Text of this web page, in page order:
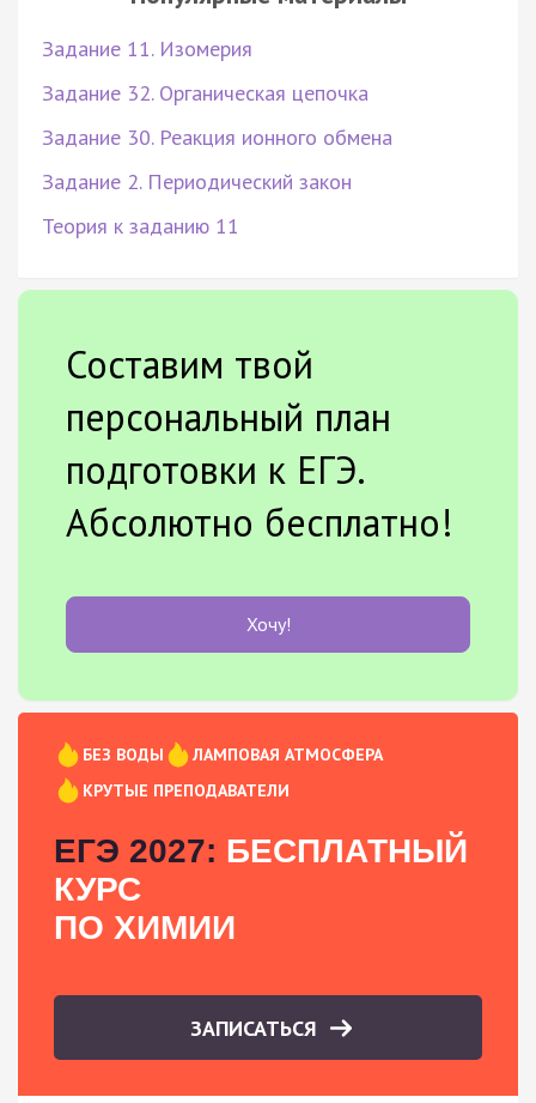
Задание 11. Изомерия
Задание 32. Органическая цепочка
Задание 30. Реакция ионного обмена
Задание 2. Периодический закон
Теория к заданию 11
Составим твой
персональный план
подготовки к ЕГЭ.
Абсолютно бесплатно!
Хочу!
БЕЗ ВОДЫ
ЛАМПОВАЯ АТМОСФЕРА
КРУТЫЕ ПРЕПОДАВАТЕЛИ
ЕГЭ 2027: БЕСПЛАТНЫЙ
КУРС
ПО ХИМИИ
ЗАПИСАТЬСЯ